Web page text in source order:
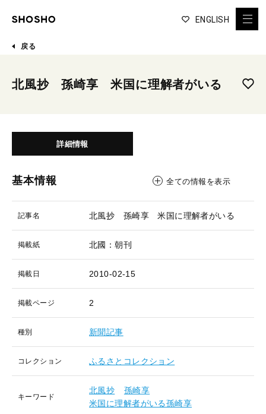
ENGLISH
戻る
北風抄 孫崎享 米国に理解者がいる
詳細情報
基本情報 全ての情報を表示
記事名 北風抄 孫崎享 米国に理解者がいる
掲載紙 北國：朝刊
掲載日 2010-02-15
掲載ページ 2
種別 新聞記事
コレクション ふるさとコレクション
キーワード
北風抄
孫崎享
米国に理解者がいる孫崎享